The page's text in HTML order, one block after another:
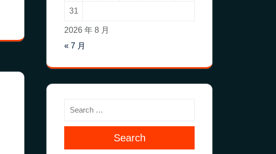
2026 年 8 月
31
« 7 月
Search